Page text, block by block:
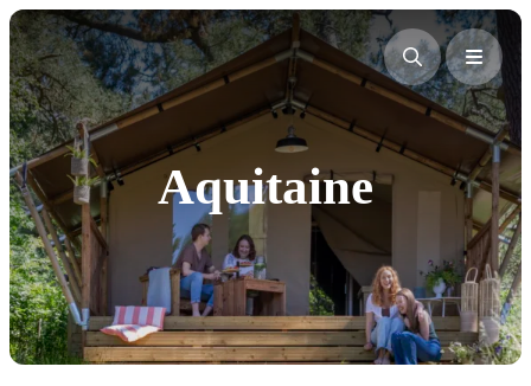
Aquitaine